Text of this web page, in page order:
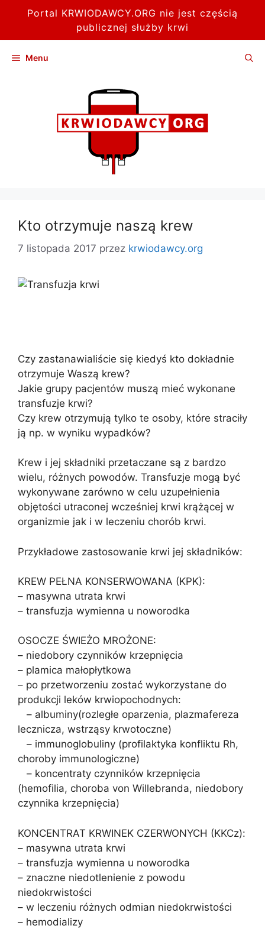
Portal KRWIODAWCY.ORG nie jest częścią
publicznej służby krwi
Menu
Kto otrzymuje naszą krew
7 listopada 2017 przez krwiodawcy.org
Czy zastanawialiście się kiedyś kto dokładnie
otrzymuje Waszą krew?
Jakie grupy pacjentów muszą mieć wykonane
transfuzje krwi?
Czy krew otrzymują tylko te osoby, które straciły
ją np. w wyniku wypadków?
Krew i jej składniki przetaczane są z bardzo
wielu, różnych powodów. Transfuzje mogą być
wykonywane zarówno w celu uzupełnienia
objętości utraconej wcześniej krwi krążącej w
organizmie jak i w leczeniu chorób krwi.
Przykładowe zastosowanie krwi jej składników:
KREW PEŁNA KONSERWOWANA (KPK):
– masywna utrata krwi
– transfuzja wymienna u noworodka
OSOCZE ŚWIEŻO MROŻONE:
– niedobory czynników krzepnięcia
– plamica małopłytkowa
– po przetworzeniu zostać wykorzystane do
produkcji leków krwiopochodnych:
– albuminy(rozległe oparzenia, plazmafereza
lecznicza, wstrząsy krwotoczne)
– immunoglobuliny (profilaktyka konfliktu Rh,
choroby immunologiczne)
– koncentraty czynników krzepnięcia
(hemofilia, choroba von Willebranda, niedobory
czynnika krzepnięcia)
KONCENTRAT KRWINEK CZERWONYCH (KKCz):
– masywna utrata krwi
– transfuzja wymienna u noworodka
– znaczne niedotlenienie z powodu
niedokrwistości
– w leczeniu różnych odmian niedokrwistości
– hemodializy